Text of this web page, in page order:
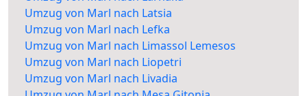
Umzug von Marl nach Latsia
Umzug von Marl nach Lefka
Umzug von Marl nach Limassol Lemesos
Umzug von Marl nach Liopetri
Umzug von Marl nach Livadia